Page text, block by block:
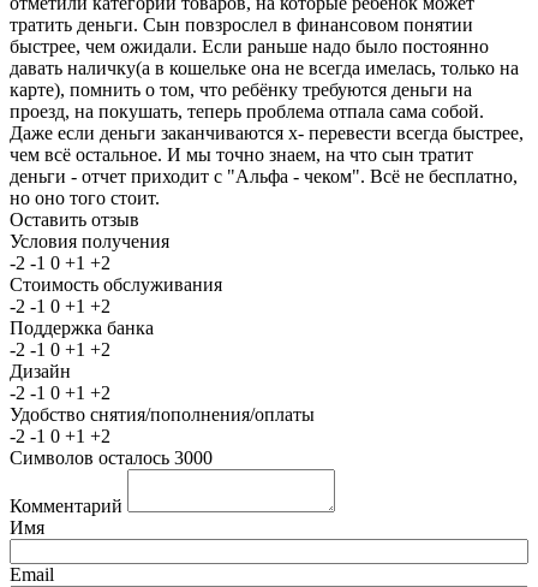
тратить деньги. Сын повзрослел в финансовом понятии
быстрее, чем ожидали. Если раньше надо было постоянно
давать наличку(а в кошельке она не всегда имелась, только на
карте), помнить о том, что ребёнку требуются деньги на
проезд, на покушать, теперь проблема отпала сама собой.
Даже если деньги заканчиваются х- перевести всегда быстрее,
чем всё остальное. И мы точно знаем, на что сын тратит
деньги - отчет приходит с "Альфа - чеком". Всё не бесплатно,
но оно того стоит.
Оставить отзыв
Условия получения
-2 -1 0 +1 +2
Стоимость обслуживания
-2 -1 0 +1 +2
Поддержка банка
-2 -1 0 +1 +2
Дизайн
-2 -1 0 +1 +2
Удобство снятия/пополнения/оплаты
-2 -1 0 +1 +2
Символов осталось 3000
Комментарий
Имя
Email